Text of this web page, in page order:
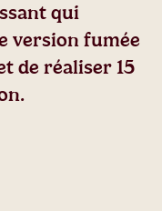
qui
version fumée
de réaliser 15